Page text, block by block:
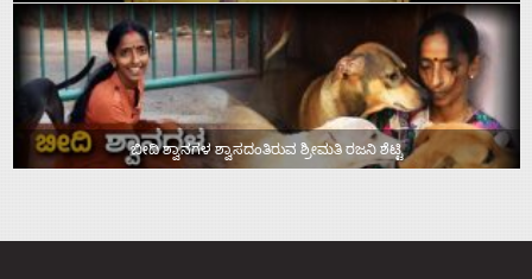
ಬೀದಿ ಶ್ವಾನಗಳ ಶ್ವಾಸದಂತಿರುವ ಶ್ರೀಮತಿ ರಜನಿ ಶೆಟ್ಟಿ